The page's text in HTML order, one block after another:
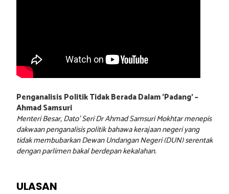
Penganalisis Politik Tidak Berada Dalam ‘Padang’ –
Ahmad Samsuri
Menteri Besar, Dato’ Seri Dr Ahmad Samsuri Mokhtar menepis
dakwaan penganalisis politik bahawa kerajaan negeri yang
tidak membubarkan Dewan Undangan Negeri (DUN) serentak
dengan parlimen bakal berdepan kekalahan.
ULASAN